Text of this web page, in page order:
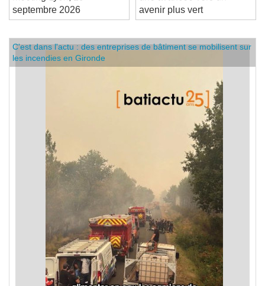
meeting Lyon, 15
septembre 2026
une avancée vers un
avenir plus vert
C'est dans l'actu : des entreprises de bâtiment se mobilisent sur
les incendies en Gironde